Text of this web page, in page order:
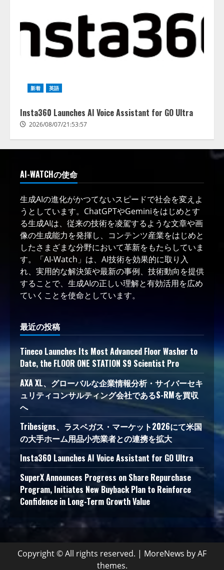
新着 英語
Insta360 Launches AI Voice Assistant for GO Ultra
2026/08/07/21:53:57
AI-WATCHの使命
生成AIの進化がかつてないスピードで社会を変えよ
うとしています。ChatGPTやGeminiをはじめとす
る生成AIは、従来の技術を凌駕するような文章や画
像の生成能力を発揮し、コンテンツ産業をはじめと
したさまざまな分野において革新をもたらしていま
す。「AI-Watch」は、AI技術を効果的に取り入
れ、実用的な解決策や最新の事例、技術動向を提供
することで、生成AIの正しい理解と有効活用を広め
ていくことを使命としています。
最近の投稿
Tineco Launches Its Most Advanced Floor Washer to
Date, the FLOOR ONE STATION S9 Scientist Pro
AXA XL、グローバルな企業情報分析・サイバーセキ
ュリティコンサルティング会社であるS-RMを買収
へ
Tribesigns、ラスベガス・マーケット2026にて米国
の大手ホーム用品小売業者との連携を拡大
Insta360 Launches AI Voice Assistant for GO Ultra
SuperX Announces Progress on Share Repurchase
Program, Initiates New Buyback Plan to Reinforce
Confidence in Long-Term Growth Value
Copyright © All rights reserved. | MoreNews by AF
themes.